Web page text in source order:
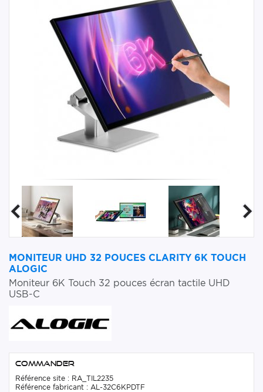
MONITEUR UHD 32 POUCES CLARITY 6K TOUCH
ALOGIC
Moniteur 6K Touch 32 pouces écran tactile UHD
USB-C
Commander
Référence site : RA_TIL2235
Référence fabricant : AL-32C6KPDTF